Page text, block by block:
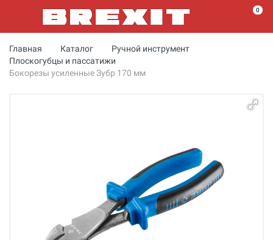
0
Главная Каталог
Ручной инструмент
Плоскогубцы и пассатижи
Бокорезы усиленные Зубр 170 мм